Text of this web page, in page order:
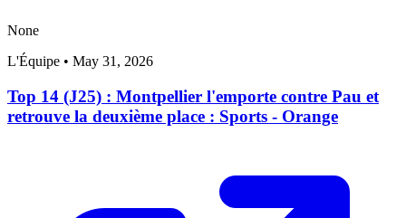
None
L'Équipe • May 31, 2026
Top 14 (J25) : Montpellier l'emporte contre Pau et
retrouve la deuxième place : Sports - Orange